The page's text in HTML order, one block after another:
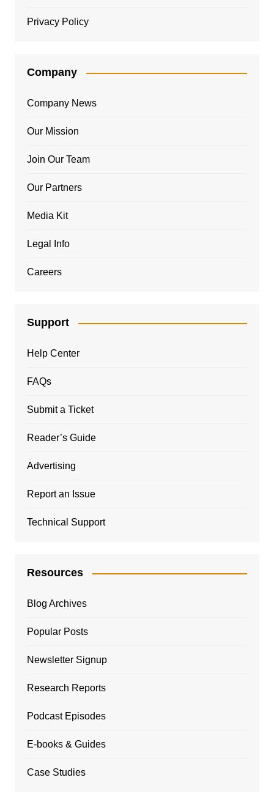
Privacy Policy
Company
Company News
Our Mission
Join Our Team
Our Partners
Media Kit
Legal Info
Careers
Support
Help Center
FAQs
Submit a Ticket
Reader’s Guide
Advertising
Report an Issue
Technical Support
Resources
Blog Archives
Popular Posts
Newsletter Signup
Research Reports
Podcast Episodes
E-books & Guides
Case Studies